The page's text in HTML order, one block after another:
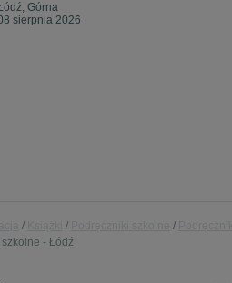
Górna
sierpnia 2026
- Łódź